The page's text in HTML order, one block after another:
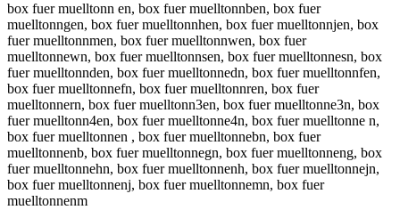
box fuer muelltonn en, box fuer muelltonnben, box fuer
muelltonngen, box fuer muelltonnhen, box fuer muelltonnjen, box
fuer muelltonnmen, box fuer muelltonnwen, box fuer
muelltonnewn, box fuer muelltonnsen, box fuer muelltonnesn, box
fuer muelltonnden, box fuer muelltonnedn, box fuer muelltonnfen,
box fuer muelltonnefn, box fuer muelltonnren, box fuer
muelltonnern, box fuer muelltonn3en, box fuer muelltonne3n, box
fuer muelltonn4en, box fuer muelltonne4n, box fuer muelltonne n,
box fuer muelltonnen , box fuer muelltonnebn, box fuer
muelltonnenb, box fuer muelltonnegn, box fuer muelltonneng, box
fuer muelltonnehn, box fuer muelltonnenh, box fuer muelltonnejn,
box fuer muelltonnenj, box fuer muelltonnemn, box fuer
muelltonnenm